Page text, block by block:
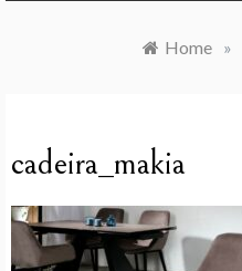
Home »
cadeira_makia